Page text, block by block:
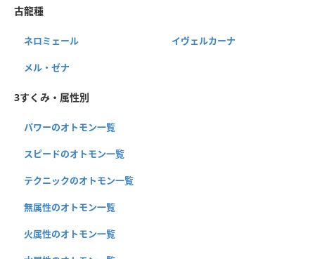
古龍種
ネロミェール イヴェルカーナ
メル・ゼナ
3すくみ・属性別
パワーのオトモン一覧
スピードのオトモン一覧
テクニックのオトモン一覧
無属性のオトモン一覧
火属性のオトモン一覧